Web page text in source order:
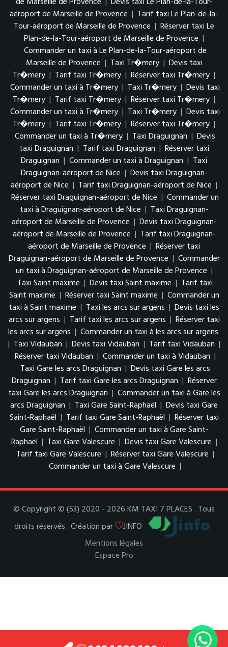
aéroport de Marseille de Provence | Tarif taxi Le Plan-de-la-
Tour-aéroport de Marseille de Provence | Réserver taxi Le
Plan-de-la-Tour-aéroport de Marseille de Provence |
Commander un taxi à Le Plan-de-la-Tour-aéroport de
Marseille de Provence | Taxi Tr�mery | Devis taxi
Tr�mery | Tarif taxi Tr�mery | Réserver taxi Tr�mery |
Commander un taxi à Tr�mery | Taxi Tr�mery | Devis taxi
Tr�mery | Tarif taxi Tr�mery | Réserver taxi Tr�mery |
Commander un taxi à Tr�mery | Taxi Tr�mery | Devis taxi
Tr�mery | Tarif taxi Tr�mery | Réserver taxi Tr�mery |
Commander un taxi à Tr�mery | Taxi Draguignan | Devis
taxi Draguignan | Tarif taxi Draguignan | Réserver taxi
Draguignan | Commander un taxi à Draguignan | Taxi
Draguignan-aéroport de Nice | Devis taxi Draguignan-
aéroport de Nice | Tarif taxi Draguignan-aéroport de Nice |
Réserver taxi Draguignan-aéroport de Nice | Commander un
taxi à Draguignan-aéroport de Nice | Taxi Draguignan-
aéroport de Marseille de Provence | Devis taxi Draguignan-
aéroport de Marseille de Provence | Tarif taxi Draguignan-
aéroport de Marseille de Provence | Réserver taxi
Draguignan-aéroport de Marseille de Provence | Commander
un taxi à Draguignan-aéroport de Marseille de Provence |
Taxi Saint maxime | Devis taxi Saint maxime | Tarif taxi
Saint maxime | Réserver taxi Saint maxime | Commander un
taxi à Saint maxime | Taxi les arcs sur argens | Devis taxi les
arcs sur argens | Tarif taxi les arcs sur argens | Réserver taxi
les arcs sur argens | Commander un taxi à les arcs sur argens
| Taxi Vidauban | Devis taxi Vidauban | Tarif taxi Vidauban |
Réserver taxi Vidauban | Commander un taxi à Vidauban |
Taxi Gare les arcs Draguignan | Devis taxi Gare les arcs
Draguignan | Tarif taxi Gare les arcs Draguignan | Réserver
taxi Gare les arcs Draguignan | Commander un taxi à Gare les
arcs Draguignan | Taxi Gare Saint-Raphaël | Devis taxi Gare
Saint-Raphaël | Tarif taxi Gare Saint-Raphaël | Réserver taxi
Gare Saint-Raphaël | Commander un taxi à Gare Saint-
Raphaël | Taxi Gare Valescure | Devis taxi Gare Valescure |
Tarif taxi Gare Valescure | Réserver taxi Gare Valescure |
Commander un taxi à Gare Valescure |
© Copyright © (S3) 2020 - 2026 KM TAXI 7 PLACES . Tous
droits réservés . Création par
JINFO
Mentions légales
Espace Pro